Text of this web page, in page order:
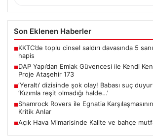
Son Eklenen Haberler
■KKTC’de toplu cinsel saldırı davasında 5
hapis
■DAP Yapı’dan Emlak Güvencesi ile Kendi
Proje Ataşehir 173
■‘Yeraltı’ dizisinde şok olay! Babası suç
‘Kızımla reşit olmadığı halde…’
■Shamrock Rovers ile Egnatia
Kritik Anlar
■Açık Hava Mimarisinde Kalite ve bahçe